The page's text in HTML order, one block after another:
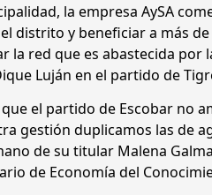
la empresa AySA
distrito y beneficiar a más
la red que es abastecida por
Luján en el partido de
el partido de Escobar no
gestión duplicamos las de
de su titular Malena
de Economía del